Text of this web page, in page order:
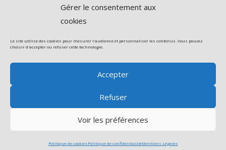
Gérer le consentement aux
cookies
Le site utilise des cookies pour mesurer l'audience et personnaliser les contenus. Vous pouvez
choisir d'accepter ou refuser cette technologie.
Accepter
Refuser
Voir les préférences
Politique de cookiesPolitique de confidentialitéMentions Légales